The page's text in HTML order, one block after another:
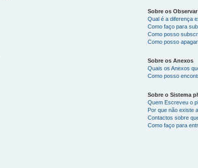
Sobre os
Qual é a diferença
Como faço para
Como posso
Como posso
Sobre os Anexos
Quais os Anexos
Como posso
Sobre o Sistema
Quem Escreveu o
Por que não existe
Contactos sobre
Como faço para